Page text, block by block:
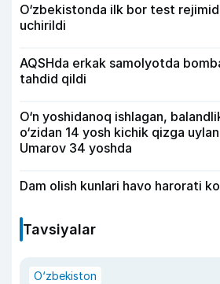
O‘zbekistonda ilk bor test
uchirildi
AQSHda erkak samolyotda
tahdid qildi
O‘n yoshidanoq ishlagan,
o‘zidan 14 yosh kichik qizga
Umarov 34 yoshda
Dam olish kunlari havo harorati
Tavsiyalar
O‘zbekiston